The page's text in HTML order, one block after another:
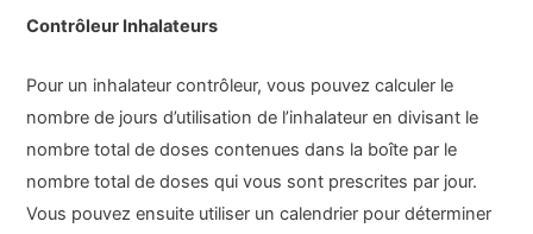
Contrôleur Inhalateurs
Pour un inhalateur contrôleur, vous pouvez calculer le
nombre de jours d’utilisation de l’inhalateur en divisant le
nombre total de doses contenues dans la boîte par le
nombre total de doses qui vous sont prescrites par jour.
Vous pouvez ensuite utiliser un calendrier pour déterminer